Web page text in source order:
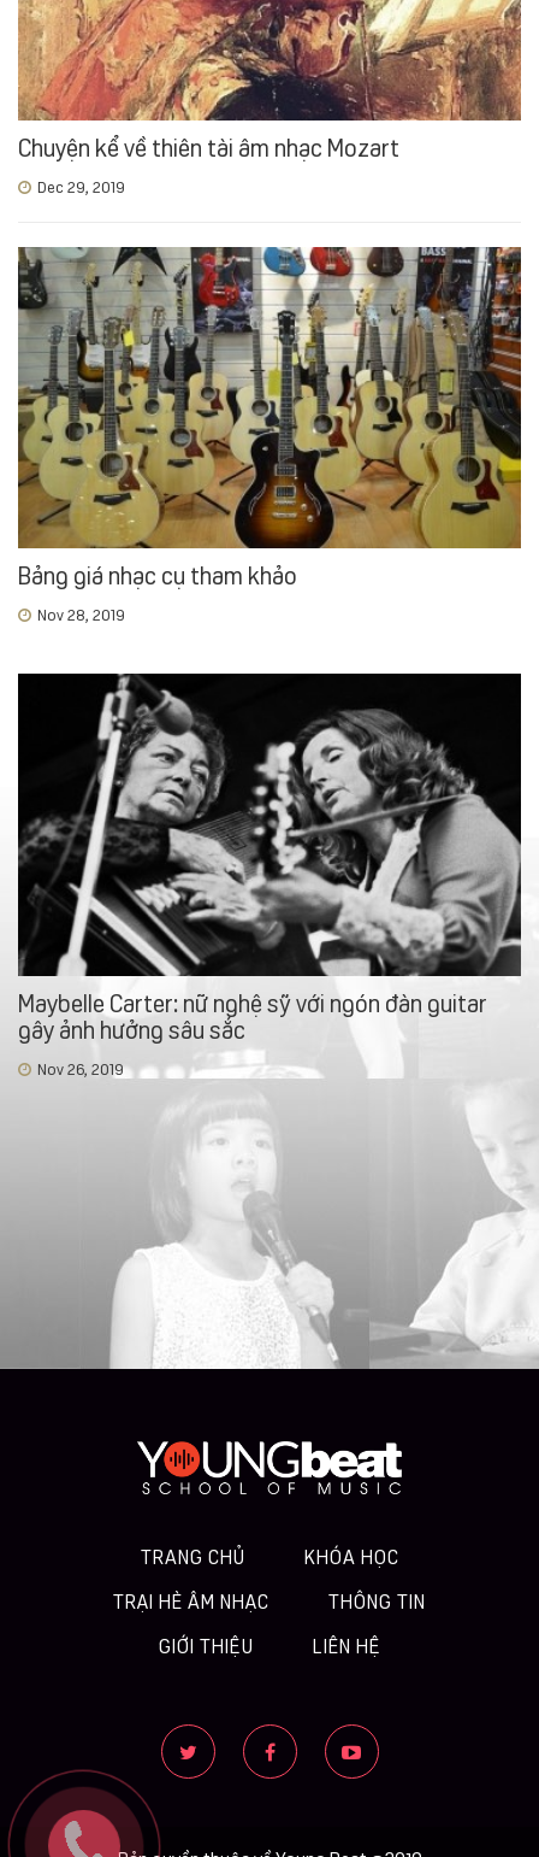
Chuyện kể về thiên tài âm nhạc Mozart
Dec 29, 2019
Bảng giá nhạc cụ tham khảo
Nov 28, 2019
Maybelle Carter: nữ nghệ sỹ với ngón đàn guitar
gây ảnh hưởng sâu sắc
Nov 26, 2019
TRANG CHỦ
KHÓA HỌC
TRẠI HÈ ÂM NHẠC
THÔNG TIN
GIỚI THIỆU
LIÊN HỆ